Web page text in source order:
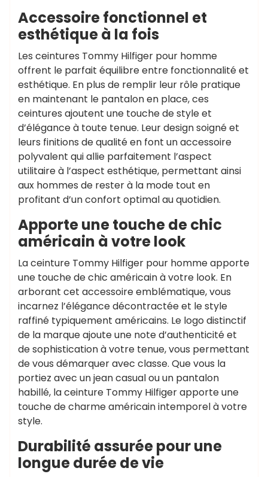
Accessoire fonctionnel et
esthétique à la fois
Les ceintures Tommy Hilfiger pour homme
offrent le parfait équilibre entre fonctionnalité et
esthétique. En plus de remplir leur rôle pratique
en maintenant le pantalon en place, ces
ceintures ajoutent une touche de style et
d’élégance à toute tenue. Leur design soigné et
leurs finitions de qualité en font un accessoire
polyvalent qui allie parfaitement l’aspect
utilitaire à l’aspect esthétique, permettant ainsi
aux hommes de rester à la mode tout en
profitant d’un confort optimal au quotidien.
Apporte une touche de chic
américain à votre look
La ceinture Tommy Hilfiger pour homme apporte
une touche de chic américain à votre look. En
arborant cet accessoire emblématique, vous
incarnez l’élégance décontractée et le style
raffiné typiquement américains. Le logo distinctif
de la marque ajoute une note d’authenticité et
de sophistication à votre tenue, vous permettant
de vous démarquer avec classe. Que vous la
portiez avec un jean casual ou un pantalon
habillé, la ceinture Tommy Hilfiger apporte une
touche de charme américain intemporel à votre
style.
Durabilité assurée pour une
longue durée de vie